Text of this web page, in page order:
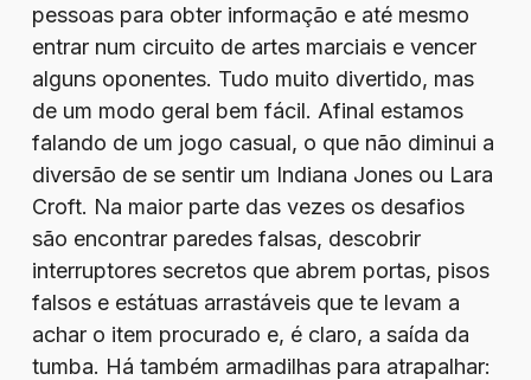
pessoas para obter informação e até mesmo
entrar num circuito de artes marciais e vencer
alguns oponentes. Tudo muito divertido, mas
de um modo geral bem fácil. Afinal estamos
falando de um jogo casual, o que não diminui a
diversão de se sentir um Indiana Jones ou Lara
Croft. Na maior parte das vezes os desafios
são encontrar paredes falsas, descobrir
interruptores secretos que abrem portas, pisos
falsos e estátuas arrastáveis que te levam a
achar o item procurado e, é claro, a saída da
tumba. Há também armadilhas para atrapalhar: